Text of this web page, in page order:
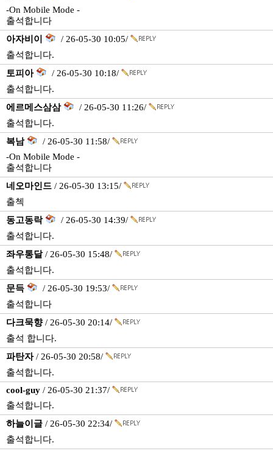
-On Mobile Mode -
출석합니다
아자비이
/ 26-05-30 10:05/
출석합니다.
토피아
/ 26-05-30 10:18/
출석합니다.
에르메스삼삼
/ 26-05-30 11:26/
출석합니다.
복남
/ 26-05-30 11:58/
-On Mobile Mode -
출석합니다
네오마인드 / 26-05-30 13:15/
출첵
동고동락
/ 26-05-30 14:39/
출석합니다.
좌우통달/ 26-05-30 15:48/
출석합니다.
문득
/ 26-05-30 19:53/
출석합니다
다크묵향/ 26-05-30 20:14/
출석 합니다.
파탄자/ 26-05-30 20:58/
출석합니다.
cool-guy / 26-05-30 21:37/
출석합니다.
하늘이글 / 26-05-30 22:34/
출석합니다.